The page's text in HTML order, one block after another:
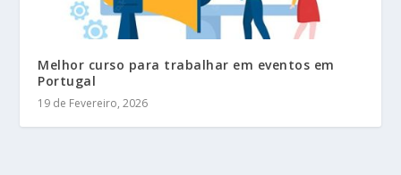
Melhor curso para trabalhar em eventos em
Portugal
19 de Fevereiro, 2026